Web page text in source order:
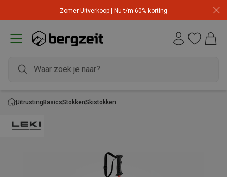
Zomer Uitverkoop | Nu t/m 60% korting
UitrustingBasicsStokkenSkistokken